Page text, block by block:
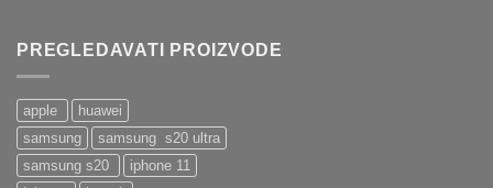
PREGLEDAVATI PROIZVODE
apple
huawei
samsung
samsung s20 ultra
samsung s20
iphone 11